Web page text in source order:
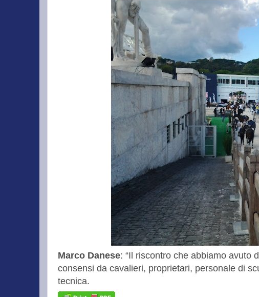
Marco Danese: “Il riscontro che abbiamo avuto
consensi da cavalieri, proprietari, personale di
tecnica.